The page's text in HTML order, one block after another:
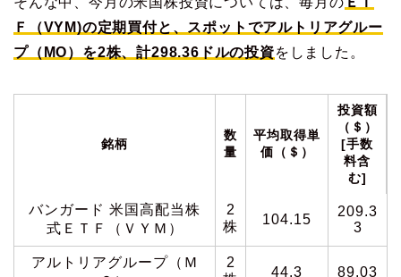
Ｆ（VYM)の定期買付と、スポットでアルトリアグルー
プ（MO）を2株、計298.36ドルの投資をしました。
銘柄
数
量
平均取得単
価（＄）
投資額
（＄）
[手数
料含
む]
バンガード 米国高配当株
式ＥＴＦ（ＶＹＭ）
2
株
104.15
209.3
3
アルトリアグループ（Ｍ
2
44.3 89.03